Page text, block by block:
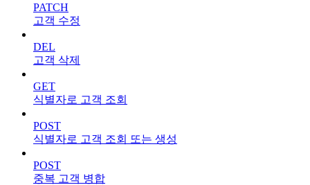
PATCH
고객 수정
DEL
고객 삭제
GET
식별자로 고객 조회
POST
식별자로 고객 조회 또는 생성
POST
중복 고객 병합